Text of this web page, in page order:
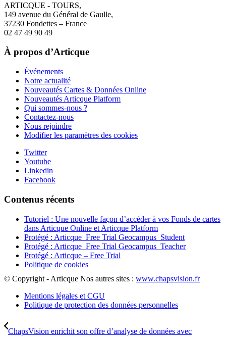
ARTICQUE - TOURS,
149 avenue du Général de Gaulle,
37230 Fondettes – France
02 47 49 90 49
À propos d’Articque
Événements
Notre actualité
Nouveautés Cartes & Données Online
Nouveautés Articque Platform
Qui sommes-nous ?
Contactez-nous
Nous rejoindre
Modifier les paramètres des cookies
Twitter
Youtube
Linkedin
Facebook
Contenus récents
Tutoriel : Une nouvelle façon d’accéder à vos Fonds de cartes
dans Articque Online et Articque Platform
Protégé : Articque_Free Trial Geocampus_Student
Protégé : Articque_Free Trial Geocampus_Teacher
Protégé : Articque – Free Trial
Politique de cookies
© Copyright - Articque Nos autres sites : www.chapsvision.fr
Mentions légales et CGU
Politique de protection des données personnelles
ChapsVision enrichit son offre d’analyse de données avec